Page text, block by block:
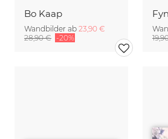
Bo Kaap
Wandbilder ab 23,90 €
28,90 € -20%